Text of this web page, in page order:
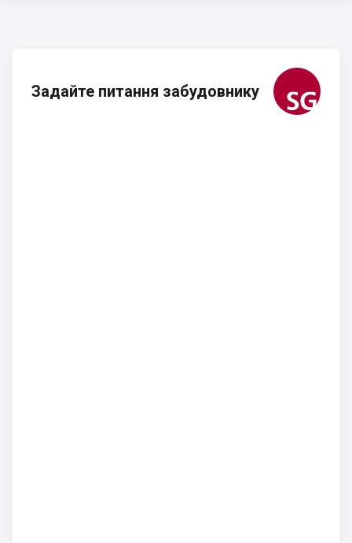
Задайте питання забудовнику